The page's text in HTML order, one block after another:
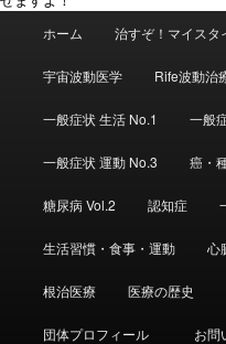
ホーム 治すぞ！マイスタ
宇宙波動医学 Rife波動治
一般症状 生活 No.1 一般
一般症状 運動 No.3 癌・
糖尿病 Vol.2 認知症
生活習慣・食事・運動 心
根治医療 医療の歴史
団体プロフィール お問